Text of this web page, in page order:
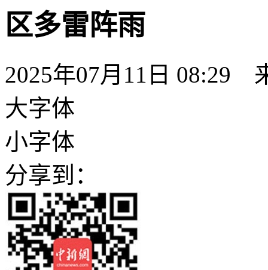
区多雷阵雨
2025年07月11日 08:29
大字体
小字体
分享到：